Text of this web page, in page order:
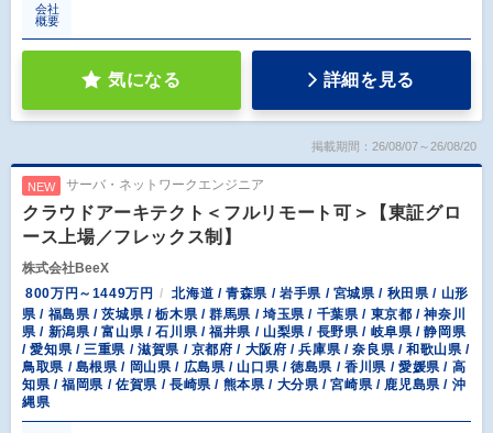
会社
概要
気になる 詳細を見る
掲載期間：26/08/07～26/08/20
NEW サーバ・ネットワークエンジニア
クラウドアーキテクト＜フルリモート可＞【東証グロ
ース上場／フレックス制】
株式会社BeeX
800万円～1449万円
北海道 / 青森県 / 岩手県 / 宮城県 / 秋田県 / 山形
県 / 福島県 / 茨城県 / 栃木県 / 群馬県 / 埼玉県 / 千葉県 / 東京都 / 神奈川
県 / 新潟県 / 富山県 / 石川県 / 福井県 / 山梨県 / 長野県 / 岐阜県 / 静岡県
/ 愛知県 / 三重県 / 滋賀県 / 京都府 / 大阪府 / 兵庫県 / 奈良県 / 和歌山県 /
鳥取県 / 島根県 / 岡山県 / 広島県 / 山口県 / 徳島県 / 香川県 / 愛媛県 / 高
知県 / 福岡県 / 佐賀県 / 長崎県 / 熊本県 / 大分県 / 宮崎県 / 鹿児島県 / 沖
縄県